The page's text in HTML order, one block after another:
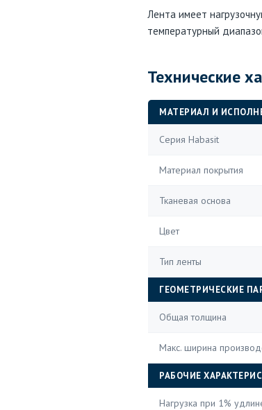
Лента имеет
температурный
Технические
МАТЕРИАЛ И
Серия Habasit
Материал покрытия
Тканевая основа
Цвет
Тип ленты
ГЕОМЕТРИЧЕСКИЕ
Общая толщина
Макс. ширина
РАБОЧИЕ
Нагрузка при 1%